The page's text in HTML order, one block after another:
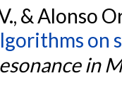
& Alonso
on
in